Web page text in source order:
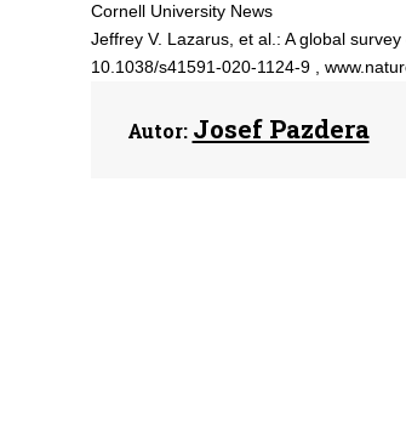
Cornell University News
Jeffrey V. Lazarus, et al.: A global
10.1038/s41591-020-1124-9 ,
Autor: Josef Pazdera